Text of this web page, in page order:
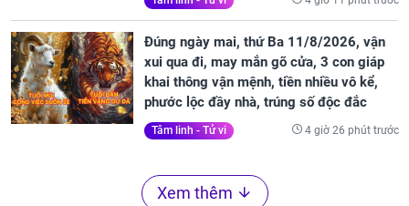
Đúng ngày mai, thứ Ba 11/8/2026, vận
xui qua đi, may mắn gõ cửa, 3 con giáp
khai thông vận mệnh, tiền nhiều vô kể,
phước lộc đầy nhà, trúng số độc đắc
Tâm linh - Tử vi 4 giờ 26 phút trước
Xem thêm